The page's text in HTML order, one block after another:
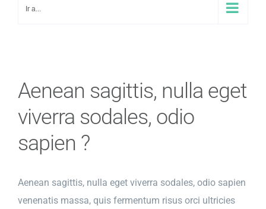
Ir a...
Aenean sagittis, nulla eget
viverra sodales, odio
sapien ?
Aenean sagittis, nulla eget viverra sodales, odio sapien
venenatis massa, quis fermentum risus orci ultricies